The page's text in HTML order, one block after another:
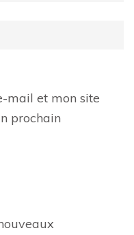
mail et mon site
prochain